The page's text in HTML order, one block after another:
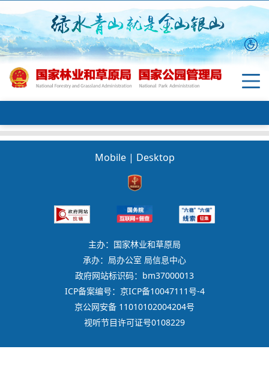
Mobile | Desktop
主办：国家林业和草原局
承办：局办公室 局信息中心
政府网站标识码：bm37000013
ICP备案编号：京ICP备10047111号-4
京公网安备 11010102004204号
视听节目许可证号0108229